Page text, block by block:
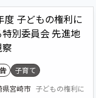
会
度 子どもの権利に
別委員会 先進地
子育て
県宮崎市 子どもの権利に関